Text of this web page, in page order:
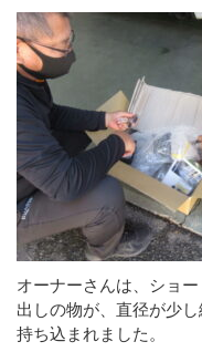
オーナーさんは、ショ
出しの物が、直径が少
持ち込まれました。